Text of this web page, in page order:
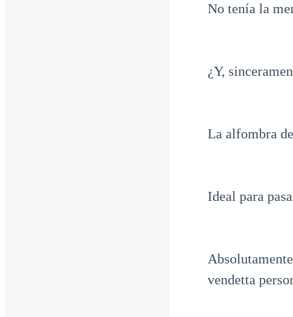
No tenía la
¿Y,
La alfombra
Ideal para
vendetta